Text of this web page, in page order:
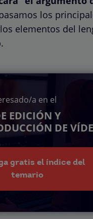
los
elementos del
a en el
EDICIÓN Y
DE
gratis el índice del
temario